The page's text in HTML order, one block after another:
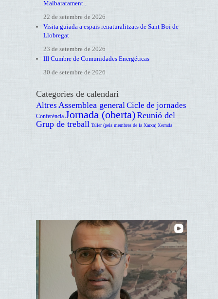
Malbaratament...
22 de setembre de 2026
Visita guiada a espais renaturalitzats de Sant Boi de
Llobregat
23 de setembre de 2026
III Cumbre de Comunidades Energéticas
30 de setembre de 2026
Categories de calendari
Altres Assemblea general Cicle de jornades
Conferència Jornada (oberta)Reunió del
Grup de treball Taller (pels membres de la Xarxa) Xerrada